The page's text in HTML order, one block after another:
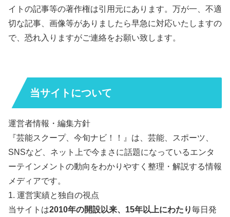
イトの記事等の著作権は引用元にあります。万が一、不適
切な記事、画像等がありましたら早急に対応いたしますの
で、恐れ入りますがご連絡をお願い致します。
当サイトについて
運営者情報・編集方針
『芸能スクープ、今旬ナビ！！』は、芸能、スポーツ、
SNSなど、ネット上で今まさに話題になっているエンタ
ーテインメントの動向をわかりやすく整理・解説する情報
メディアです。
1. 運営実績と独自の視点
当サイトは2010年の開設以来、15年以上にわたり毎日発